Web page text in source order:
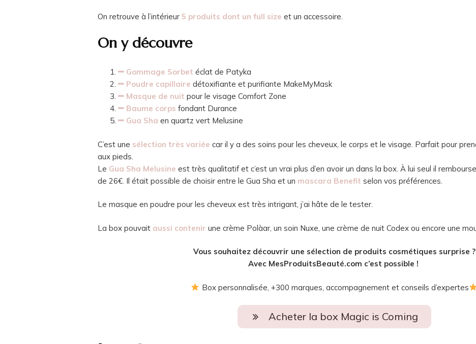
On retrouve à l’intérieur 5 produits dont un full size et un accessoire.
On y découvre
Gommage Sorbet éclat de Patyka
Poudre capillaire détoxifiante et purifiante MakeMyMask
Masque de nuit pour le visage Comfort Zone
Baume corps fondant Durance
Gua Sha en quartz vert Melusine
C’est une sélection très variée car il y a des soins pour les cheveux, le corps et le visage. Parfait pour
aux pieds.
Le Gua Sha Melusine est très qualitatif et c’est un vrai plus d’en avoir un dans la box. À lui seul il
de 26€. Il était possible de choisir entre le Gua Sha et un mascara Benefit selon vos préférences.
Le masque en poudre pour les cheveux est très intrigant, j’ai hâte de le tester.
La box pouvait aussi contenir une crème Polàar, un soin Nuxe, une crème de nuit Codex ou encore une
Vous souhaitez découvrir une sélection de produits cosmétiques surprise ?
Avec MesProduitsBeauté.com c’est possible !
Box personnalisée, +300 marques, accompagnement et conseils d’expertes
Acheter la box Magic is Coming